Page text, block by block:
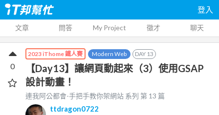
登入
文章 問答 My Project 徵才 聊天
2023 iThome 鐵人賽 Modern Web DAY 13
【Day13】讓網頁動起來（3）使用GSAP
設計動畫！
連我阿公都會-手把手教你架網站 系列 第 13 篇
ttdragon0722
0